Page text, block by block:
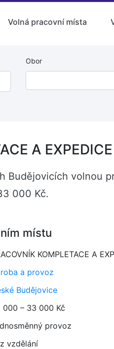
Volná pracovní místa
Obor
A
Budějovicích volnou
000 Kč.
místu
KOMPLETACE A
a provoz
Budějovice
000 – 33 000 Kč
provoz
vzdělání